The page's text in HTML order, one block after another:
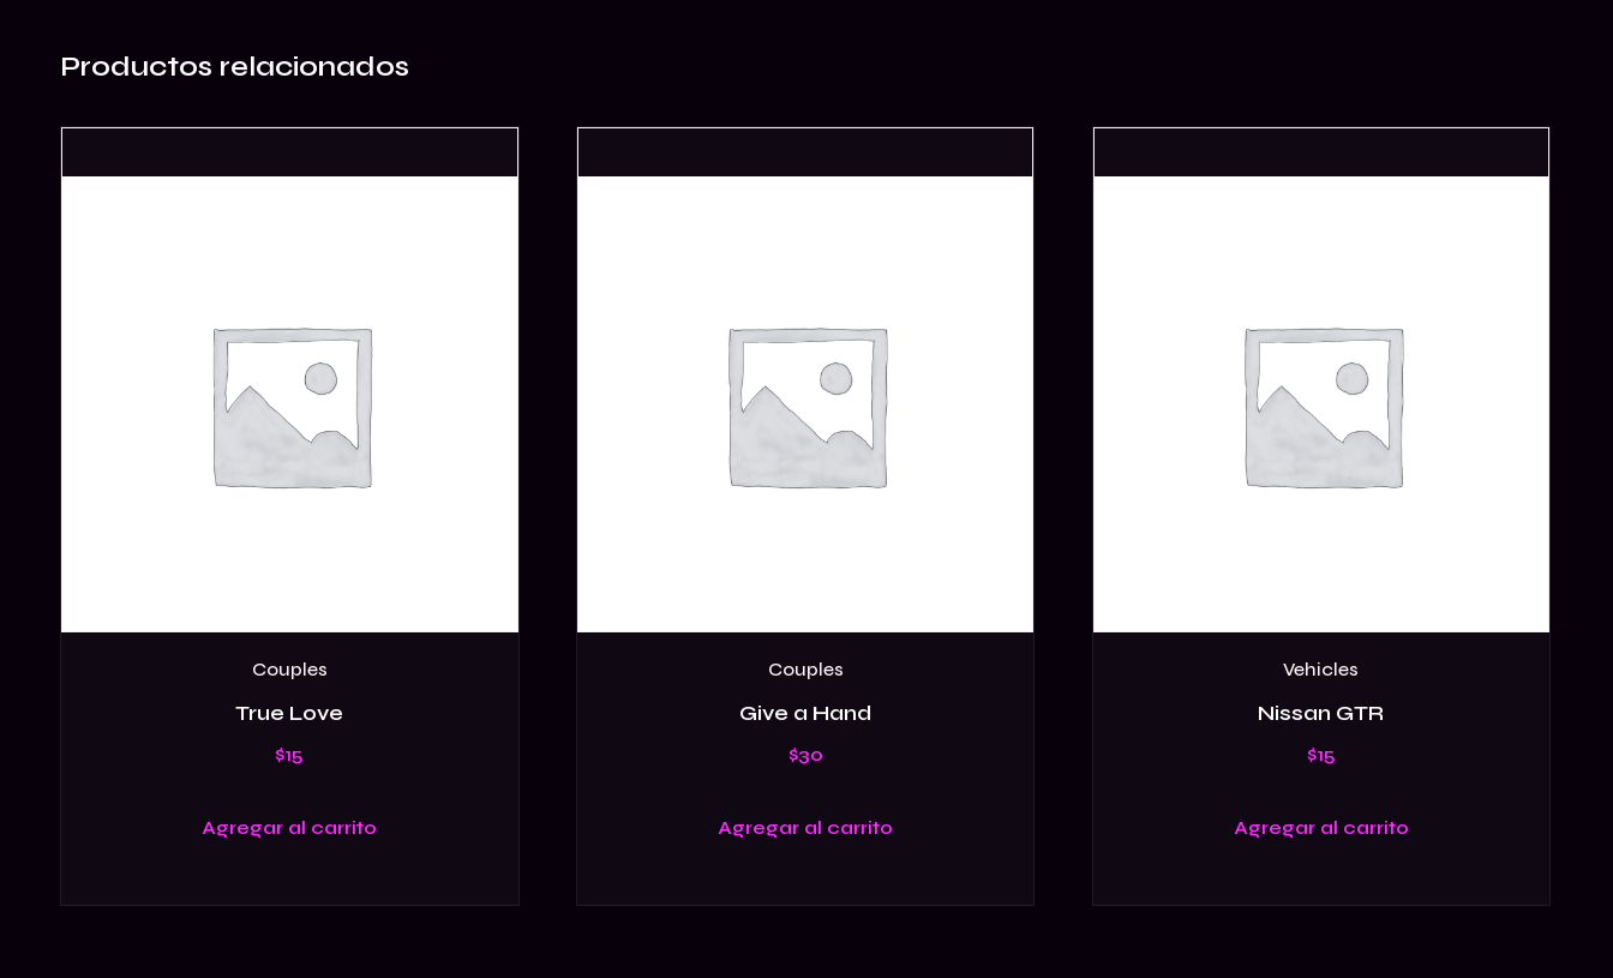
Productos relacionados
Couples
True Love
$15
Agregar al carrito
Couples
Give a Hand
$30
Agregar al carrito
Vehicles
Nissan GTR
$15
Agregar al carrito